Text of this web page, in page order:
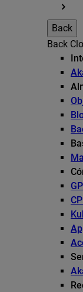
Back
Back